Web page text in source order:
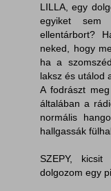
LILLA, egy
egyiket sem
ellentárbort?
neked, hogy
ha a
laksz és utálod
A fodrászt
általában a
normális
hallgassák
SZEPY,
dolgozom egy